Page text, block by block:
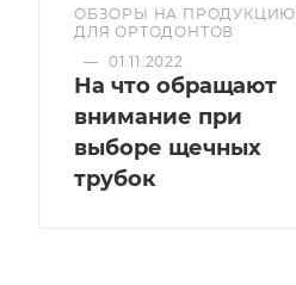
ОБЗОРЫ НА ПРОДУКЦИЮ
ДЛЯ ОРТОДОНТОВ
— 01.11.2022
На что обращают
внимание при
выборе щечных
трубок